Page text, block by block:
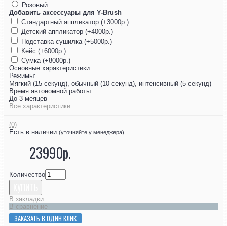
Розовый
Добавить аксессуары для Y-Brush
Стандартный аппликатор (+3000р.)
Детский аппликатор (+4000р.)
Подставка-сушилка (+5000р.)
Кейс (+6000р.)
Сумка (+8000р.)
Основные характеристики
Режимы:
Мягкий (15 секунд), обычный (10 секунд), интенсивный (5 секунд)
Время автономной работы:
До 3 меяцев
Все характеристики
(0)
Есть в наличии (уточняйте у менеджера)
23990р.
Количество
В закладки
В сравнение
ЗАКАЗАТЬ В ОДИН КЛИК